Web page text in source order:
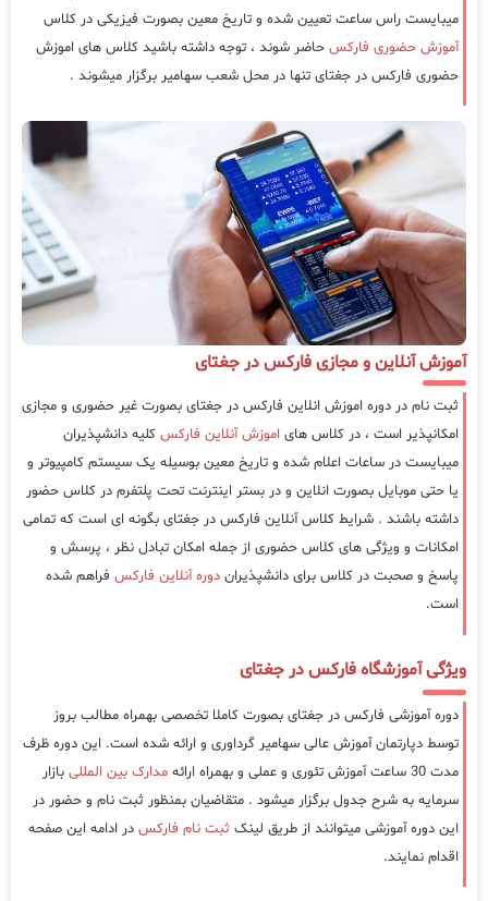
میبایست راس ساعت تعیین شده و تاریخ معین بصورت فیزیکی در کلاس
آموزش حضوری فارکس حاضر شوند ، توجه داشته باشید کلاس های اموزش
حضوری فارکس در جغتای تنها در محل شعب سهامیر برگزار میشوند .
آموزش آنلاین و مجازی فارکس در جغتای
ثبت نام در دوره اموزش انلاین فارکس در جغتای بصورت غیر حضوری و مجازی
امکانپذیر است ، در کلاس های اموزش آنلاین فارکس کلیه دانشپذیران
میبایست در ساعات اعلام شده و تاریخ معین بوسیله یک سیستم کامپیوتر و
یا حتی موبایل بصورت انلاین و در بستر اینترنت تحت پلتفرم در کلاس حضور
داشته باشند . شرایط کلاس آنلاین فارکس در جغتای بگونه ای است که تمامی
امکانات و ویژگی های کلاس حضوری از جمله امکان تبادل نظر ، پرسش و
پاسخ و صحبت در کلاس برای دانشپذیران دوره آنلاین فارکس فراهم شده
است.
ویژگی آموزشگاه فارکس در جغتای
دوره آموزشی فارکس در جغتای بصورت کاملا تخصصی بهمراه مطالب بروز
توسط دپارتمان آموزش عالی سهامیر گرداوری و ارائه شده است. این دوره ظرف
مدت 30 ساعت آموزش تئوری و عملی و بهمراه ارائه
مدارک بین المللی بازار
سرمایه به شرح جدول برگزار میشود . متقاضیان بمنظور ثبت نام و حضور در
این دوره آموزشی میتوانند از طریق لینک ثبت نام فارکس در ادامه این صفحه
اقدام نمایند.